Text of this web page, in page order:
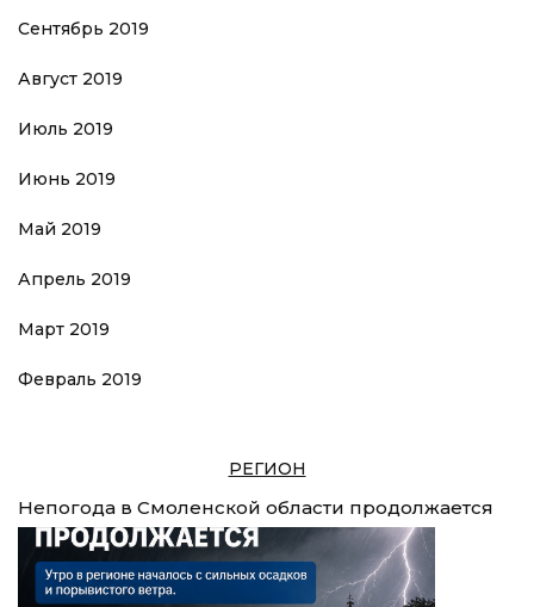
Сентябрь 2019
Август 2019
Июль 2019
Июнь 2019
Май 2019
Апрель 2019
Март 2019
Февраль 2019
РЕГИОН
Непогода в Смоленской области продолжается